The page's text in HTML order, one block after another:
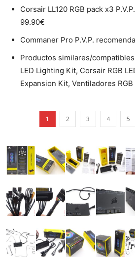
Corsair LL120 RGB pack x3
99.90€
Commaner Pro P.V.P.
Productos similares/
LED Lighting Kit, Corsair RGB
Expansion Kit, Ventiladores
1 2 3 4 5